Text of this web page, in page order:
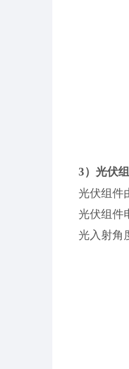
3）光伏
光伏组件
光伏组件
光入射角